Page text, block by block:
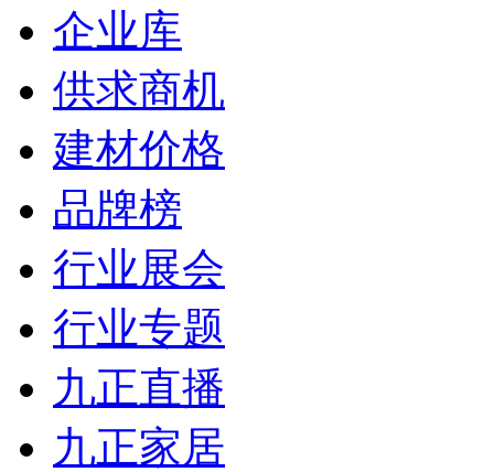
企业库
供求商机
建材价格
品牌榜
行业展会
行业专题
九正直播
九正家居